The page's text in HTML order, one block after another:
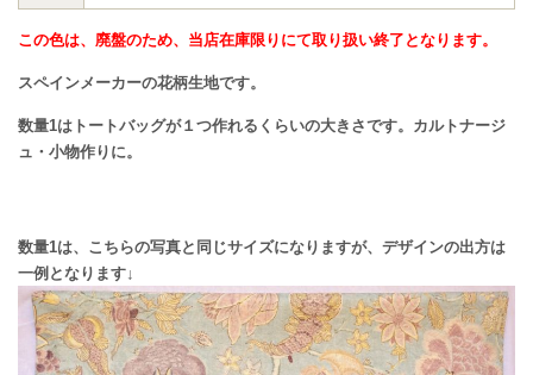
この色は、廃盤のため、当店在庫限りにて取り扱い終了となります。
スペインメーカーの花柄生地です。
数量1はトートバッグが１つ作れるくらいの大きさです。カルトナージ
ュ・小物作りに。
数量1は、こちらの写真と同じサイズになりますが、デザインの出方は
一例となります↓